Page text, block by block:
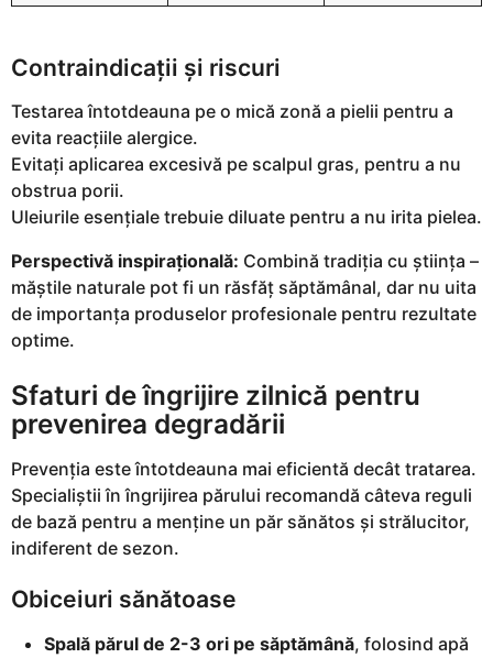
Contraindicații și riscuri
Testarea întotdeauna pe o mică zonă a pielii pentru a
evita reacțiile alergice.
Evitați aplicarea excesivă pe scalpul gras, pentru a nu
obstrua porii.
Uleiurile esențiale trebuie diluate pentru a nu irita pielea.
Perspectivă inspirațională: Combină tradiția cu știința –
măștile naturale pot fi un răsfăț săptămânal, dar nu uita
de importanța produselor profesionale pentru rezultate
optime.
Sfaturi de îngrijire zilnică pentru
prevenirea degradării
Prevenția este întotdeauna mai eficientă decât tratarea.
Specialiștii în îngrijirea părului recomandă câteva reguli
de bază pentru a menține un păr sănătos și strălucitor,
indiferent de sezon.
Obiceiuri sănătoase
Spală părul de 2-3 ori pe săptămână, folosind apă